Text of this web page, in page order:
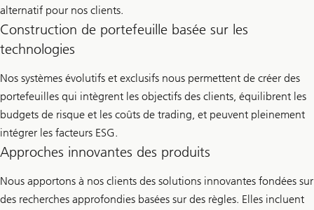
alternatif pour nos clients.
Construction de portefeuille basée sur les
technologies
Nos systèmes évolutifs et exclusifs nous permettent de créer des
portefeuilles qui intègrent les objectifs des clients, équilibrent les
budgets de risque et les coûts de trading, et peuvent pleinement
intégrer les facteurs ESG.
Approches innovantes des produits
Nous apportons à nos clients des solutions innovantes fondées sur
des recherches approfondies basées sur des règles. Elles incluent